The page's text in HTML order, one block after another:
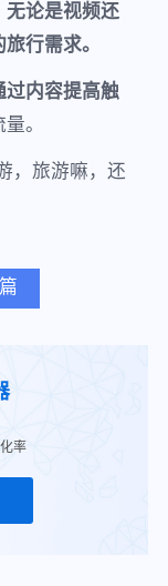
无论是视频还
行需求。
过内容提高触
。
，旅游嘛，还
率